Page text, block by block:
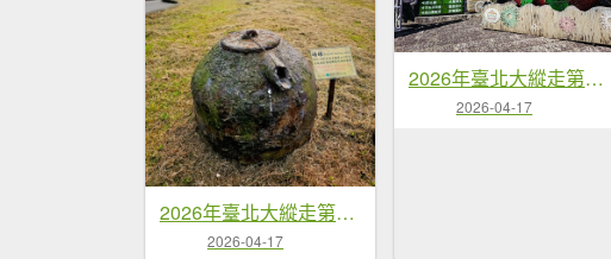
2026年臺北大縱走第三段：小油坑至風櫃口
2026-04-17
2026年臺北大縱走第四段：風櫃口至中華科技大學
2026-04-17